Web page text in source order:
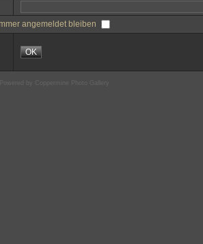
angemeldet bleiben
OK